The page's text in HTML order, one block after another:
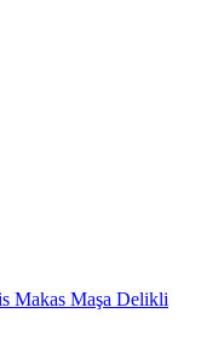
Makas Maşa Delikli